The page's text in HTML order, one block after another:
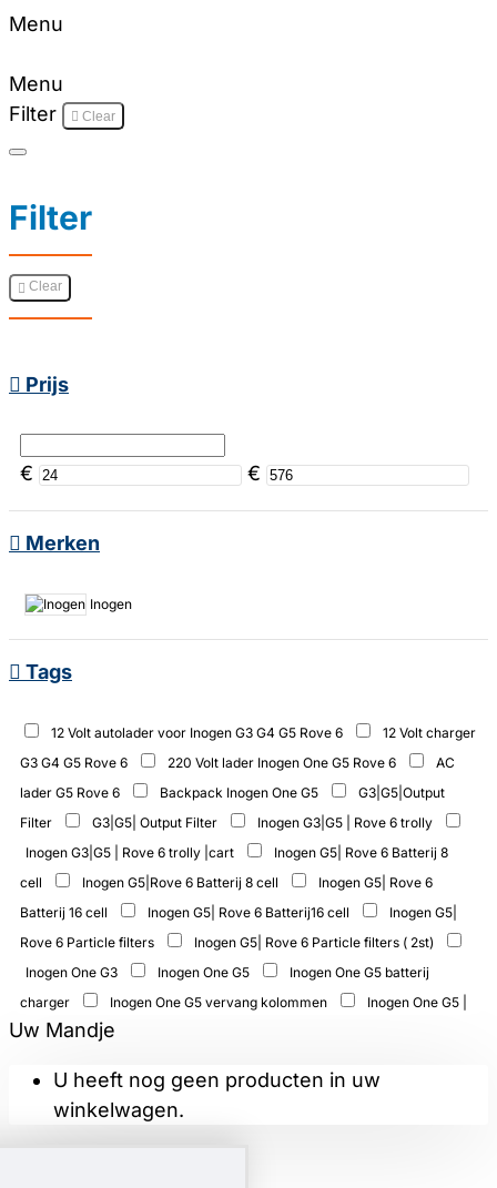
Menu
Menu
Filter
Clear
Filter
Clear
Prijs
€ €
Merken
Inogen
Tags
12 Volt autolader voor Inogen G3 G4 G5 Rove 6
12 Volt charger
G3 G4 G5 Rove 6
220 Volt lader Inogen One G5 Rove 6
AC
lader G5 Rove 6
Backpack Inogen One G5
G3|G5|Output
Filter
G3|G5| Output Filter
Inogen G3|G5 | Rove 6 trolly
Inogen G3|G5 | Rove 6 trolly |cart
Inogen G5| Rove 6 Batterij 8
cell
Inogen G5|Rove 6 Batterij 8 cell
Inogen G5| Rove 6
Batterij 16 cell
Inogen G5| Rove 6 Batterij16 cell
Inogen G5|
Rove 6 Particle filters
Inogen G5| Rove 6 Particle filters ( 2st)
Inogen One G3
Inogen One G5
Inogen One G5 batterij
charger
Inogen One G5 vervang kolommen
Inogen One G5 |
Rove 6 batterij oplader
Uw Mandje
U heeft nog geen producten in uw
winkelwagen.